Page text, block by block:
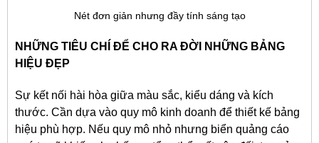
Nét đơn giản nhưng đầy tính sáng tạo
NHỮNG TIÊU CHÍ ĐỂ CHO RA ĐỜI NHỮNG BẢNG
HIỆU ĐẸP
Sự kết nối hài hòa giữa màu sắc, kiểu dáng và kích
thước. Cần dựa vào quy mô kinh doanh để thiết kế bảng
hiệu phù hợp. Nếu quy mô nhỏ nhưng biển quảng cáo